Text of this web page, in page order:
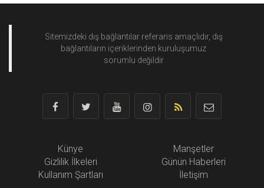
Sitemizdeki dış bağlantılar referans amaçlıdır, dış
bağlantıların içeriklerinden kuruluşumuz
sorumlu değildir
Künye
Gizlilik İlkeleri
Kullanım Şartları
Manşetler
Günün Haberleri
İletişim